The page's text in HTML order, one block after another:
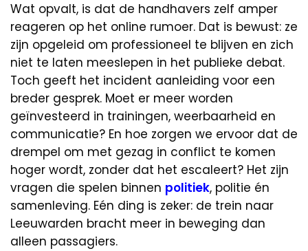
Wat opvalt, is dat de handhavers zelf amper
reageren op het online rumoer. Dat is bewust: ze
zijn opgeleid om professioneel te blijven en zich
niet te laten meeslepen in het publieke debat.
Toch geeft het incident aanleiding voor een
breder gesprek. Moet er meer worden
geïnvesteerd in trainingen, weerbaarheid en
communicatie? En hoe zorgen we ervoor dat de
drempel om met gezag in conflict te komen
hoger wordt, zonder dat het escaleert? Het zijn
vragen die spelen binnen politiek, politie én
samenleving. Eén ding is zeker: de trein naar
Leeuwarden bracht meer in beweging dan
alleen passagiers.